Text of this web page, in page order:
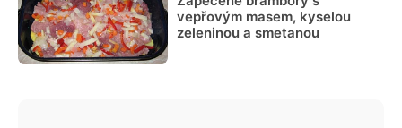
vepřovým masem, kyselou
zeleninou a smetanou